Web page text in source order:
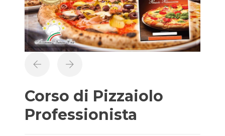
Corso di Pizzaiolo
Professionista